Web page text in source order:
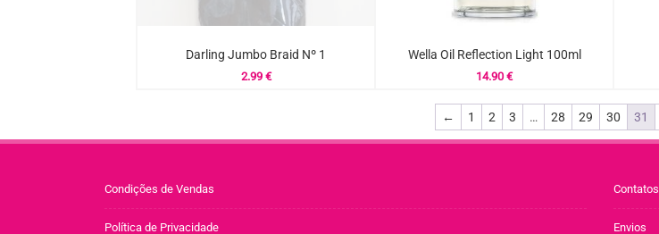
Darling Jumbo Braid Nº 1
2.99 €
Wella Oil Reflection Light 100ml
14.90 €
← 1 2 3 … 28 29 30 31
Condições de Vendas
Política de Privacidade
Contatos
Envios